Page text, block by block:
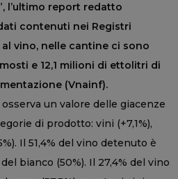
l’ultimo report redatto
contenuti nei Registri
vino, nelle cantine ci sono
e 12,1 milioni di ettolitri di
(Vnainf).
un valore delle giacenze
di prodotto: vini (+7,1%),
Il 51,4% del vino detenuto è
bianco (50%). Il 27,4% del vino